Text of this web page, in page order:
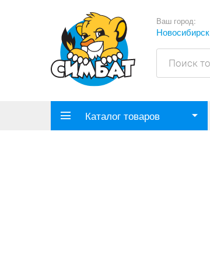
Ваш город:
Новосибирск
Каталог товаров